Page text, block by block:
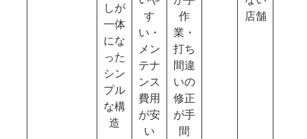
しが
一体
にな
った
シン
プル
な構
造
す
い・
メン
テナ
ンス
費用
が安
い
作
業・
打ち
間違
いの
修正
が手
間
店舗